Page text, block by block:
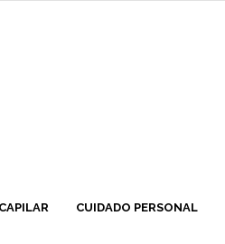
CAPILAR CUIDADO PERSONAL